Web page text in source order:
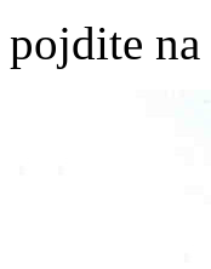
pojdite na